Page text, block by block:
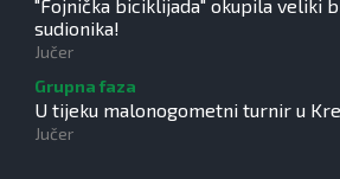
"Fojnička biciklijada" okupila veliki
sudionika!
Jučer
Grupna faza
U tijeku malonogometni turnir u
Jučer